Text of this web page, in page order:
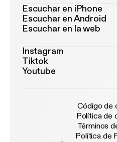
Escuchar en iPhone
Escuchar en Android
Escuchar en la web
Instagram
Tiktok
Youtube
Código de
Política de
Términos
Política de